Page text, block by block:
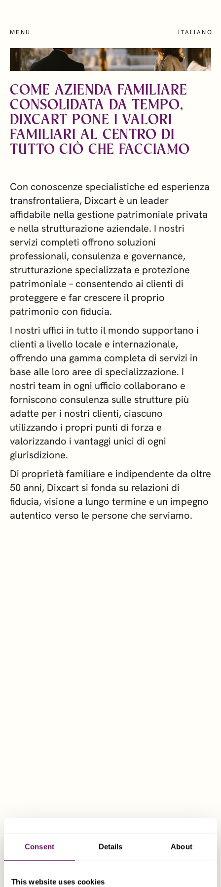
Consent Details About
This website uses cookies
mainSEARCH
Who we work with
How we help
Locations
About
MENU ITALIANO
COME AZIENDA FAMILIARE
CONSOLIDATA DA TEMPO,
DIXCART PONE I VALORI
FAMILIARI AL CENTRO DI
TUTTO CIÒ CHE FACCIAMO
Con conoscenze specialistiche ed esperienza
transfrontaliera, Dixcart è un leader
affidabile nella gestione patrimoniale privata
e nella strutturazione aziendale. I nostri
servizi completi offrono soluzioni
professionali, consulenza e governance,
strutturazione specializzata e protezione
patrimoniale – consentendo ai clienti di
proteggere e far crescere il proprio
patrimonio con fiducia.
I nostri uffici in tutto il mondo supportano i
clienti a livello locale e internazionale,
offrendo una gamma completa di servizi in
base alle loro aree di specializzazione. I
nostri team in ogni ufficio collaborano e
forniscono consulenza sulle strutture più
adatte per i nostri clienti, ciascuno
utilizzando i propri punti di forza e
valorizzando i vantaggi unici di ogni
giurisdizione.
Di proprietà familiare e indipendente da oltre
50 anni, Dixcart si fonda su relazioni di
fiducia, visione a lungo termine e un impegno
autentico verso le persone che serviamo.
Forniamo servizi aziendali da oltre 50 anni.